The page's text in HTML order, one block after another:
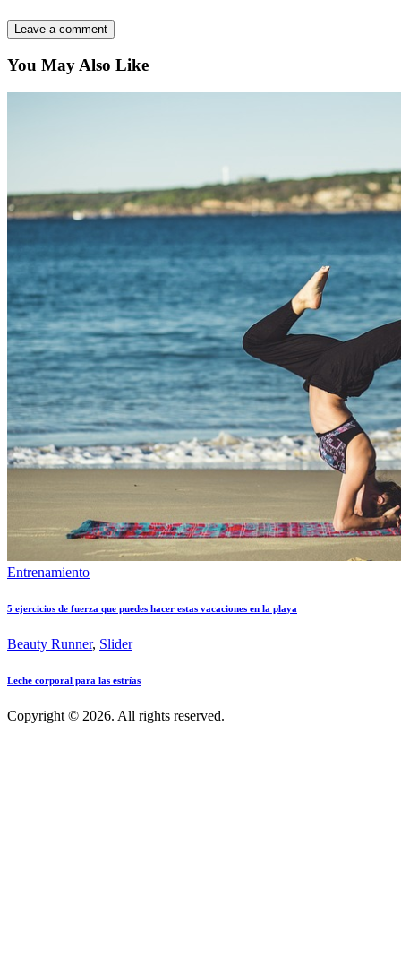
You May Also Like
Entrenamiento
5 ejercicios de fuerza que puedes hacer estas vacaciones en la playa
Beauty Runner, Slider
Leche corporal para las estrías
Copyright © 2026. All rights reserved.